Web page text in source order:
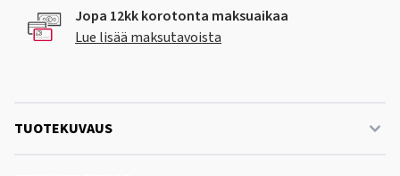
Jopa 12kk korotonta maksuaikaa
Lue lisää maksutavoista
TUOTEKUVAUS